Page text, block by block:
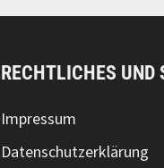
RECHTLICHES UND
Impressum
Datenschutzerklärung